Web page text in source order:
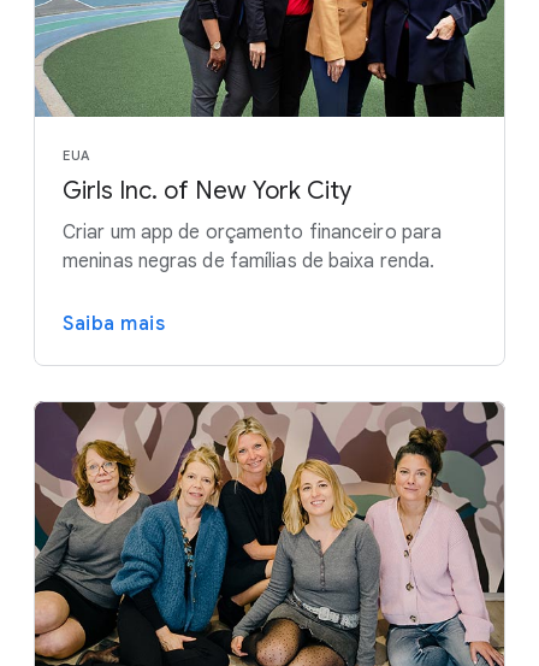
EUA
Girls Inc. of New York City
Criar um app de orçamento financeiro para
meninas negras de famílias de baixa renda.
Saiba mais